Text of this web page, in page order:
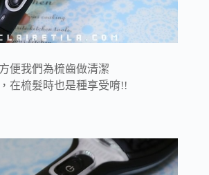
便我們為梳齒做清潔
在梳髮時也是種享受唷!!